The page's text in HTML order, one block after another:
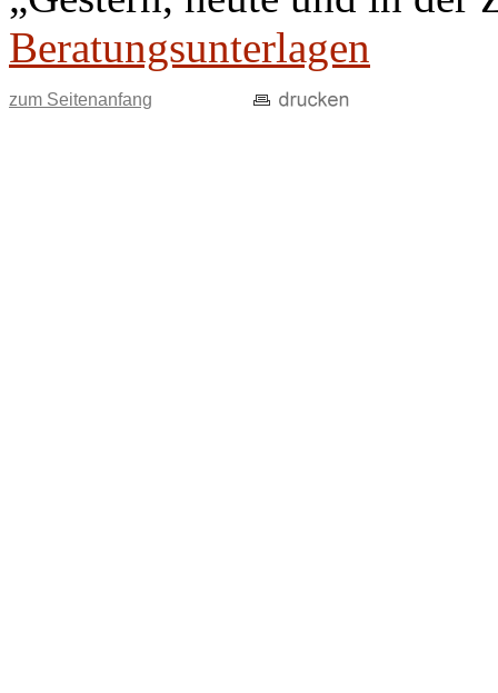
Beratungsunterlagen
zum Seitenanfang